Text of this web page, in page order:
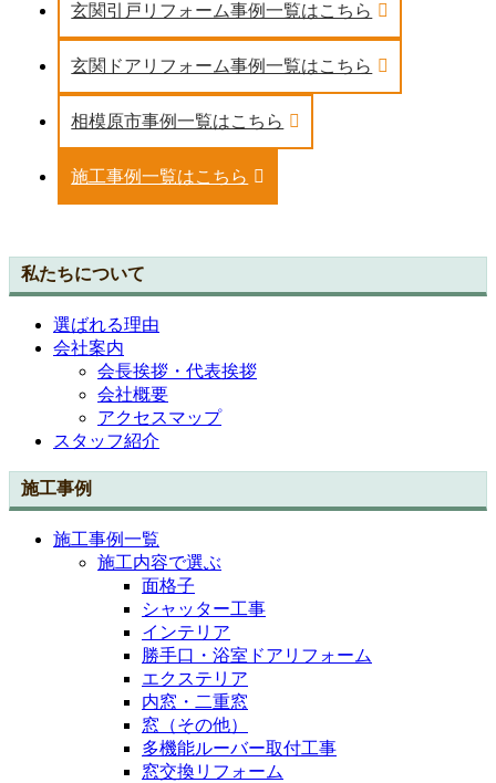
玄関引戸リフォーム事例一覧はこちら
玄関ドアリフォーム事例一覧はこちら
相模原市事例一覧はこちら
施工事例一覧はこちら
私たちについて
選ばれる理由
会社案内
会長挨拶・代表挨拶
会社概要
アクセスマップ
スタッフ紹介
施工事例
施工事例一覧
施工内容で選ぶ
面格子
シャッター工事
インテリア
勝手口・浴室ドアリフォーム
エクステリア
内窓・二重窓
窓（その他）
多機能ルーバー取付工事
窓交換リフォーム